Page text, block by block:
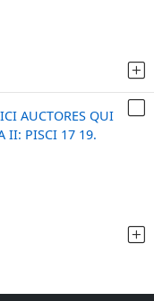
AUCTORES QUI
II: PISCI 17 19.